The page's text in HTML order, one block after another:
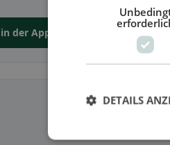
der App abgeben
DETAILS